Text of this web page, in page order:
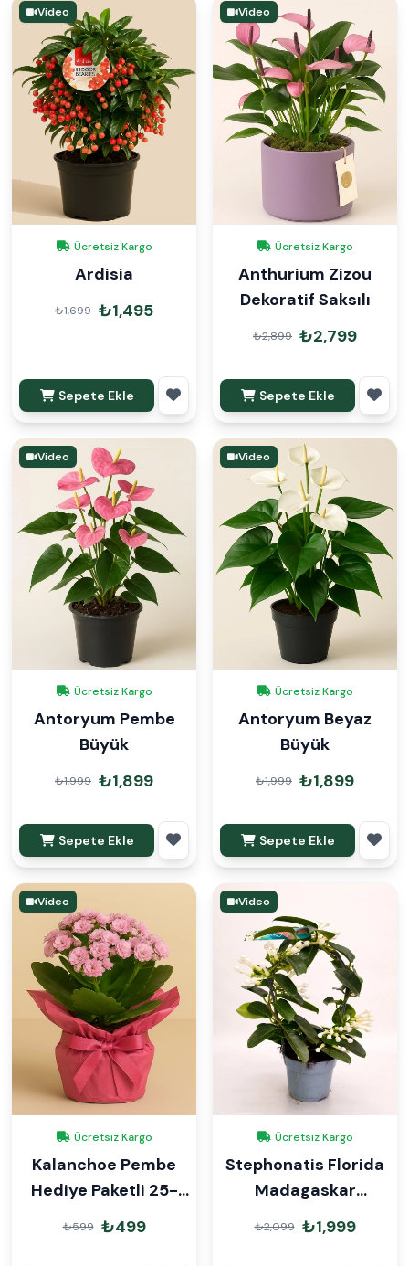
Video
Ücretsiz Kargo
Ardisia
₺1,699 ₺1,495
Sepete Ekle
Video
Ücretsiz Kargo
Anthurium Zizou
Dekoratif Saksılı
₺2,899 ₺2,799
Sepete Ekle
Video
Ücretsiz Kargo
Antoryum Pembe
Büyük
₺1,999 ₺1,899
Sepete Ekle
Video
Ücretsiz Kargo
Antoryum Beyaz
Büyük
₺1,999 ₺1,899
Sepete Ekle
Video
Ücretsiz Kargo
Kalanchoe Pembe
Hediye Paketli 25-
30cm
₺599 ₺499
Video
Ücretsiz Kargo
Stephonatis Florida
Madagaskar
Yasemini
₺2,099 ₺1,999